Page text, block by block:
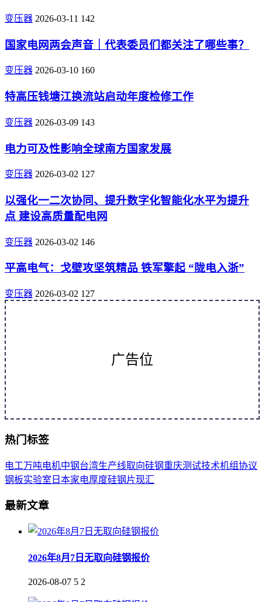
变压器 2026-03-11 142
国家电网两会声音｜代表委员们都关注了哪些事？
变压器 2026-03-10 160
特高压钱塘江换流站启动年度检修工作
变压器 2026-03-09 143
电力可及性影响全球南方国家发展
变压器 2026-03-02 127
以强化一二次协同、提升数字化智能化水平为提升
点 建设高质量配电网
变压器 2026-03-02 146
平高电气：戈壁攻坚筑精品 铁军擎起 “陇电入浙”
变压器 2026-03-02 127
广告位
热门标签
电工万吨电机中钢台湾生产线取向硅钢重庆测试技术机组协议
钢板实验室 日本家电厚度硅钢片现汇
最新文章
2026年8月7日无取向硅钢报价
2026-08-07 5 2